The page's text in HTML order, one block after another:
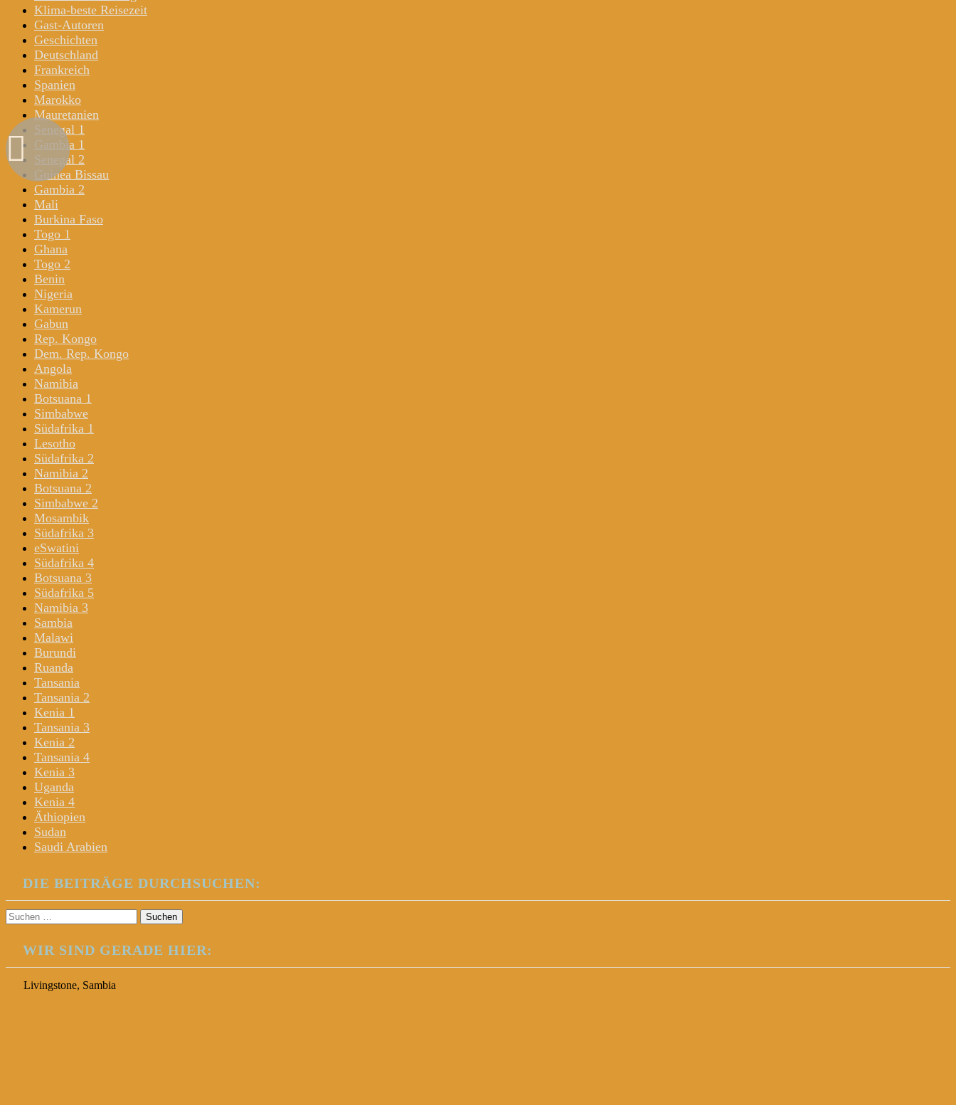
Klima-beste Reisezeit
Gast-Autoren
Geschichten
Deutschland
Frankreich
Spanien
Marokko
Mauretanien
Senegal 1
Gambia 1
Senegal 2
Guinea Bissau
Gambia 2
Mali
Burkina Faso
Togo 1
Ghana
Togo 2
Benin
Nigeria
Kamerun
Gabun
Rep. Kongo
Dem. Rep. Kongo
Angola
Namibia
Botsuana 1
Simbabwe
Südafrika 1
Lesotho
Südafrika 2
Namibia 2
Botsuana 2
Simbabwe 2
Mosambik
Südafrika 3
eSwatini
Südafrika 4
Botsuana 3
Südafrika 5
Namibia 3
Sambia
Malawi
Burundi
Ruanda
Tansania
Tansania 2
Kenia 1
Tansania 3
Kenia 2
Tansania 4
Kenia 3
Uganda
Kenia 4
Äthiopien
Sudan
Saudi Arabien
DIE BEITRÄGE DURCHSUCHEN:
Suchen
nach:
WIR SIND GERADE HIER:
Livingstone, Sambia